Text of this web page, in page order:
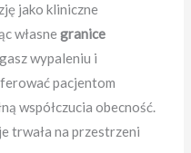
jako kliniczne
własnegranice
wypaleniu i
pacjentom
współczucia obecność.
trwała na przestrzeni